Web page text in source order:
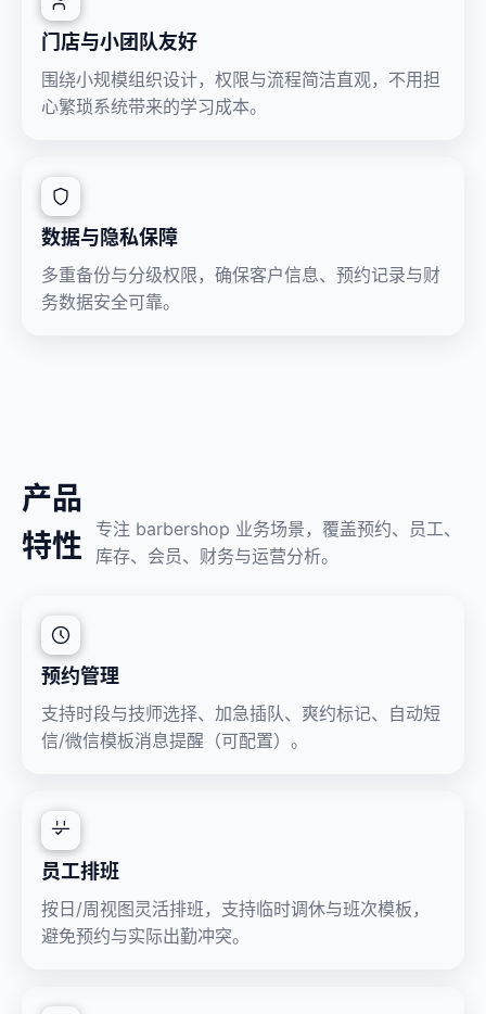
门店与小团队友好
围绕小规模组织设计，权限与流程简洁直观，不用担
心繁琐系统带来的学习成本。
数据与隐私保障
多重备份与分级权限，确保客户信息、预约记录与财
务数据安全可靠。
产品
特性
专注 barbershop 业务场景，覆盖预约、员工、
库存、会员、财务与运营分析。
预约管理
支持时段与技师选择、加急插队、爽约标记、自动短
信/微信模板消息提醒（可配置）。
员工排班
按日/周视图灵活排班，支持临时调休与班次模板，
避免预约与实际出勤冲突。